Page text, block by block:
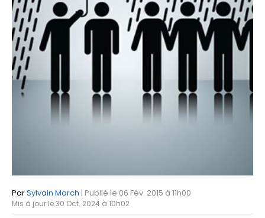
ParSylvain March | Publié le 06 Fév. 2015 à 11h00
Mis à jour le 30 Oct. 2024 à 10h02